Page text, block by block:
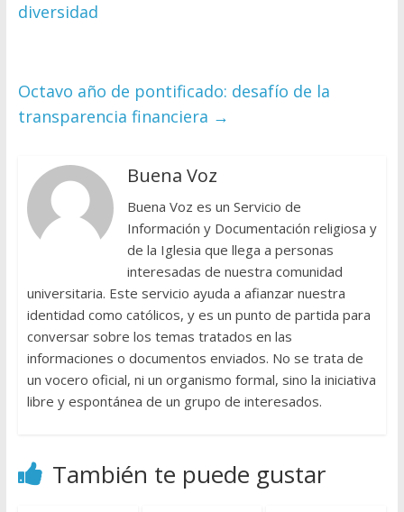
diversidad
Octavo año de pontificado: desafío de la
transparencia financiera →
Buena Voz
Buena Voz es un Servicio de
Información y Documentación religiosa y
de la Iglesia que llega a personas
interesadas de nuestra comunidad
universitaria. Este servicio ayuda a afianzar nuestra
identidad como católicos, y es un punto de partida para
conversar sobre los temas tratados en las
informaciones o documentos enviados. No se trata de
un vocero oficial, ni un organismo formal, sino la iniciativa
libre y espontánea de un grupo de interesados.
También te puede gustar